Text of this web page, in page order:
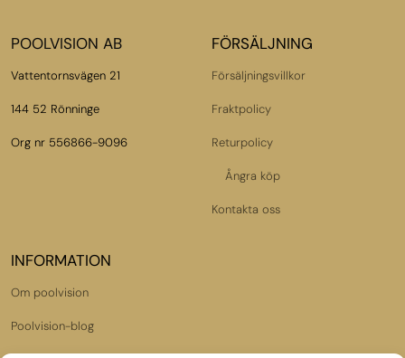
POOLVISION AB
Vattentornsvägen 21
144 52 Rönninge
Org nr 556866-9096
FÖRSÄLJNING
Försäljningsvillkor
Fraktpolicy
Returpolicy
Ångra köp
Kontakta oss
INFORMATION
Om poolvision
Poolvision-blog